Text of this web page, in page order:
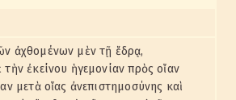
ἀχθομένων μὲν τῇ ἕδρᾳ,
ἐκείνου ἡγεμονίαν πρὸς οἵαν
μετὰ οἵας ἀνεπιστημοσύνης καὶ